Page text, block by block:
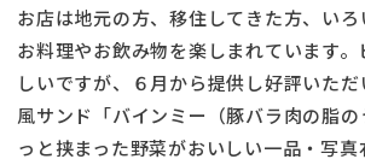
お店は地元の方、移住してきた方、いろ
お料理やお飲み物を楽しまれています
しいですが、６月から提供し好評いた
風サンド「バインミー（豚バラ肉の脂の
っと挟まった野菜がおいしい一品・写